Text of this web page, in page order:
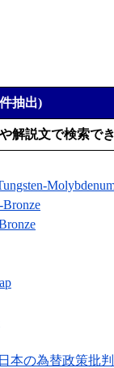
抽出)
解説文で検索で
本の為替政策批判